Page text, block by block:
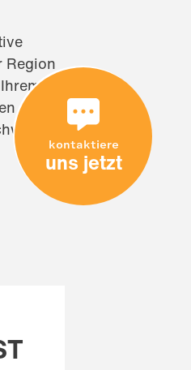
Region
kontaktiere
uns jetzt